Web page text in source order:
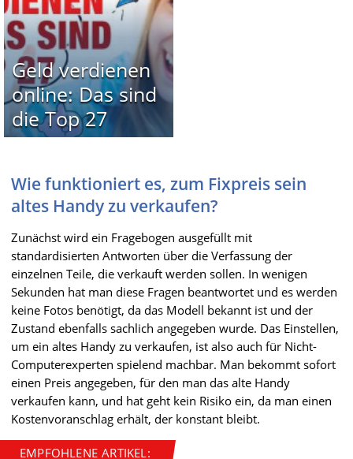
Geld verdienen
online: Das sind
die Top 27
Wie funktioniert es, zum Fixpreis sein
altes Handy zu verkaufen?
Zunächst wird ein Fragebogen ausgefüllt mit
standardisierten Antworten über die Verfassung der
einzelnen Teile, die verkauft werden sollen. In wenigen
Sekunden hat man diese Fragen beantwortet und es werden
keine Fotos benötigt, da das Modell bekannt ist und der
Zustand ebenfalls sachlich angegeben wurde. Das Einstellen,
um ein altes Handy zu verkaufen, ist also auch für Nicht-
Computerexperten spielend machbar. Man bekommt sofort
einen Preis angegeben, für den man das alte Handy
verkaufen kann, und hat geht kein Risiko ein, da man einen
Kostenvoranschlag erhält, der konstant bleibt.
EMPFOHLENE ARTIKEL: